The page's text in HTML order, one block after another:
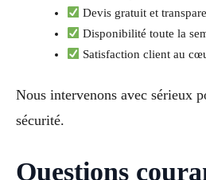
Devis gratuit et
Disponibilité toute la
Satisfaction client au
Nous intervenons avec sérieux
sécurité.
Questions